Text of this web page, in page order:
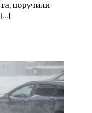
поручили